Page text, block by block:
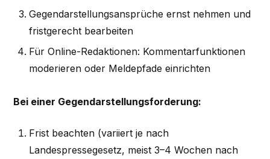
Gegendarstellungsansprüche ernst nehmen und
fristgerecht bearbeiten
Für Online-Redaktionen: Kommentarfunktionen
moderieren oder Meldepfade einrichten
Bei einer Gegendarstellungsforderung:
Frist beachten (variiert je nach
Landespressegesetz, meist 3–4 Wochen nach